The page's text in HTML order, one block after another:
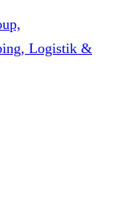
Logistik &